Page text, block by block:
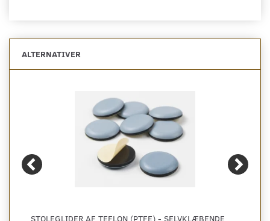
ALTERNATIVER
STOLEGLIDER AF TEFLON (PTFE) - SELVKLÆBENDE